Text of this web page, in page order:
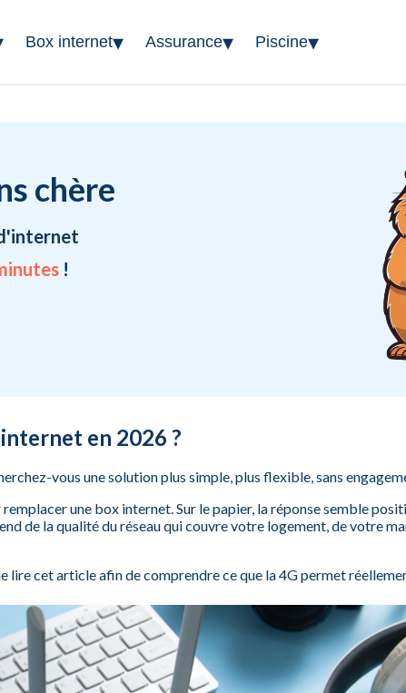
Box internet▾ Assurance▾ Piscine▾
chère
!
en 2026 ?
vous une solution plus simple, plus flexible, sans
une box internet. Sur le papier, la réponse semble
de la qualité du réseau qui couvre votre logement, de votre
cet article afin de comprendre ce que la 4G permet